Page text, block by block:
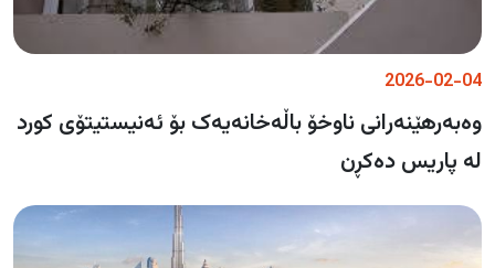
2026-02-04
وەبەرهێنەرانی ناوخۆ باڵەخانەیەک بۆ ئەنیستیتۆی کورد
لە پاریس دەکڕن